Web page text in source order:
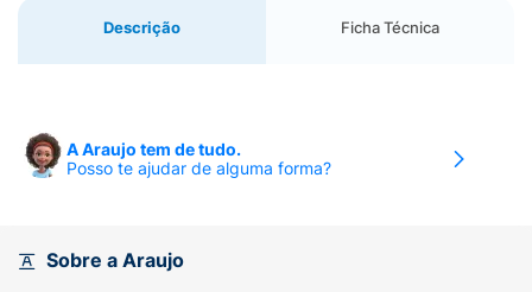
Descrição Ficha Técnica
A Araujo tem de tudo.
Posso te ajudar de alguma forma?
Sobre a Araujo